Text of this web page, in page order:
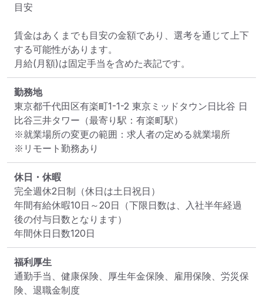
目安
賃金はあくまでも目安の金額であり、選考を通じて上下
する可能性があります。
月給(月額)は固定手当を含めた表記です。
勤務地
東京都千代田区有楽町1-1-2 東京ミッドタウン日比谷 日
比谷三井タワー （最寄り駅：有楽町駅）
※就業場所の変更の範囲：求人者の定める就業場所
※リモート勤務あり
休日・休暇
完全週休2日制（休日は土日祝日）
年間有給休暇10日～20日（下限日数は、入社半年経過
後の付与日数となります）
年間休日日数120日
福利厚生
通勤手当、健康保険、厚生年金保険、雇用保険、労災保
険、退職金制度